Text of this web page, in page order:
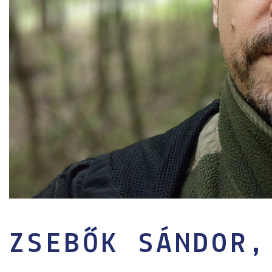
ZSEBŐK